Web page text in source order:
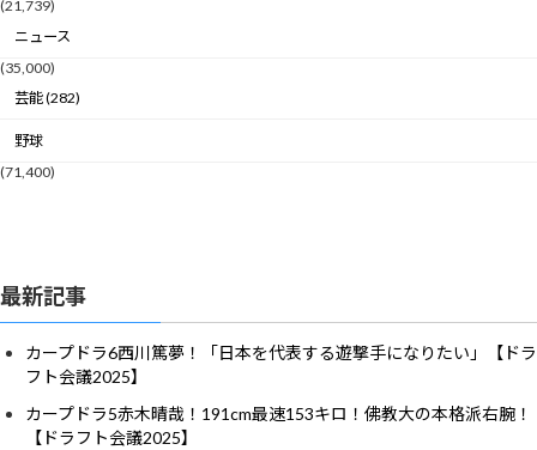
(21,739)
ニュース
(35,000)
芸能 (282)
野球
(71,400)
最新記事
カープドラ6西川篤夢！「日本を代表する遊撃手になりたい」【ドラ
フト会議2025】
カープドラ5赤木晴哉！191cm最速153キロ！佛教大の本格派右腕！
【ドラフト会議2025】